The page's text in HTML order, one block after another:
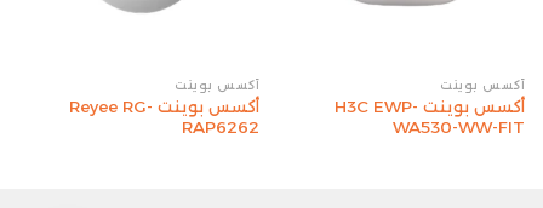
أكسس بوينت
أكسس بوينت H3C EWP-
WA530-WW-FIT
أكسس بوينت
أكسس بوينت Reyee RG-
RAP6262